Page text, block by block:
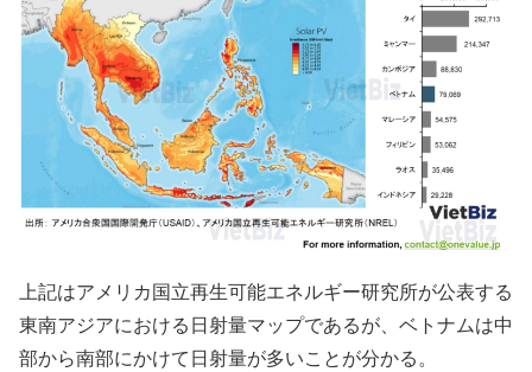
上記はアメリカ国立再生可能エネルギー研究所が公表する
東南アジアにおける日射量マップであるが、ベトナムは中
部から南部にかけて日射量が多いことが分かる。